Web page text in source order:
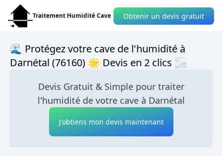
Traitement Humidité Cave Obtenir un devis gratuit
🌊 Protégez votre cave de l'humidité à
Darnétal (76160) 🌟 Devis en 2 clics 🌫
Devis Gratuit & Simple pour traiter
l'humidité de votre cave à Darnétal
J'obtiens mon devis maintenant